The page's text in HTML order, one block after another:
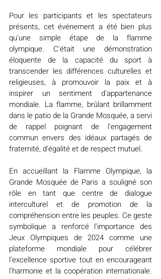
Pour les participants et les spectateurs
présents, cet événement a été bien plus
qu'une simple étape de la flamme
olympique. C'était une démonstration
éloquente de la capacité du sport à
transcender les différences culturelles et
religieuses, à promouvoir la paix et à
inspirer un sentiment d'appartenance
mondiale. La flamme, brûlant brillamment
dans le patio de la Grande Mosquée, a servi
de rappel poignant de l'engagement
commun envers des idéaux partagés de
fraternité, d'égalité et de respect mutuel.
En accueillant la Flamme Olympique, la
Grande Mosquée de Paris a souligné son
rôle en tant que centre de dialogue
interculturel et de promotion de la
compréhension entre les peuples. Ce geste
symbolique a renforcé l'importance des
Jeux Olympiques de 2024 comme une
plateforme mondiale pour célébrer
l'excellence sportive tout en encourageant
l'harmonie et la coopération internationale.